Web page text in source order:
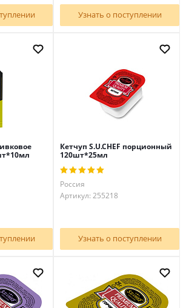
Узнать о поступлении
Кетчуп S.U.CHEF порционный
120шт*25мл
Россия
Артикул: 255218
Узнать о поступлении